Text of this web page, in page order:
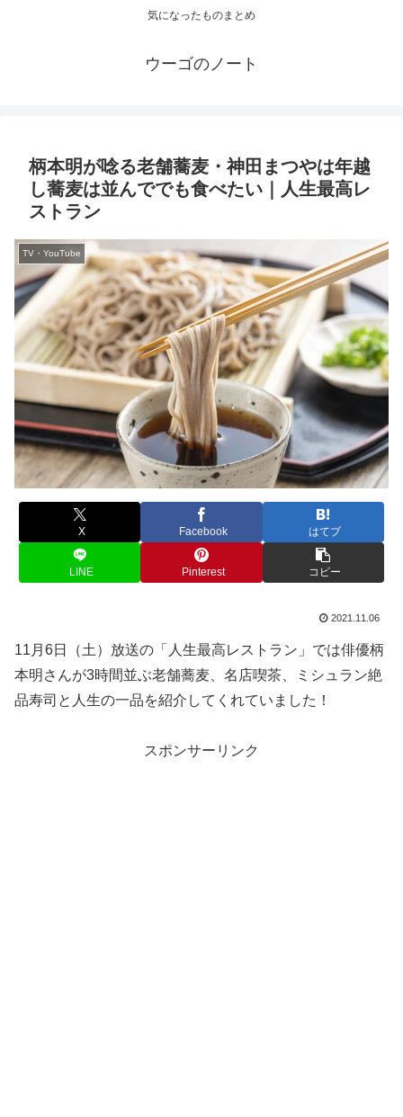
気になったものまとめ
ウーゴのノート
柄本明が唸る老舗蕎麦・神田まつやは年越
し蕎麦は並んででも食べたい｜人生最高レ
ストラン
TV・YouTube
X Facebook はてブ
LINE Pinterest コピー
2021.11.06
11月6日（土）放送の「人生最高レストラン」では俳優柄
本明さんが3時間並ぶ老舗蕎麦、名店喫茶、ミシュラン絶
品寿司と人生の一品を紹介してくれていました！
スポンサーリンク